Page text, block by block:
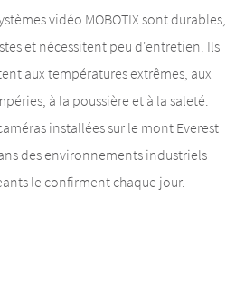
vidéo MOBOTIX sont durables,
et nécessitent peu d'entretien. Ils
aux températures extrêmes, aux
à la poussière et à la saleté.
installées sur le mont Everest
des environnements industriels
le confirment chaque jour.